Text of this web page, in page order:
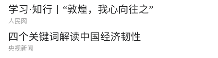
学习·知行丨“敦煌，我心向往之”
人民网
四个关键词解读中国经济韧性
央视新闻